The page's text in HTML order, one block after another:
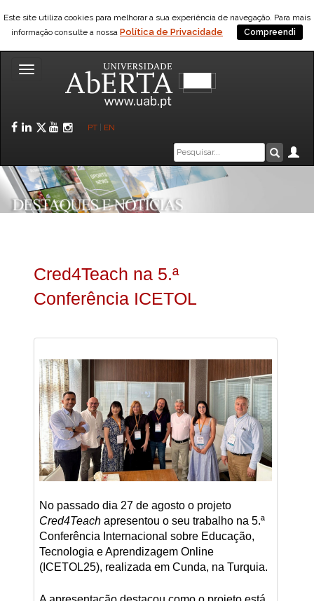
Este site utiliza cookies para melhorar a sua experiência de navegação. Para mais
informação consulte a nossa Política de Privacidade Compreendi
Toggle
Facebook
LinkedIn
Twitter
YouTube
Instagram
PT EN
Caixa
de
pesquisa
Cred4Teach na 5.ª
Conferência ICETOL
No passado dia 27 de agosto o projeto
Cred4Teachapresentou o seu trabalho na 5.ª
Conferência Internacional sobre Educação,
Tecnologia e Aprendizagem Online
(ICETOL25), realizada em Cunda, na Turquia.